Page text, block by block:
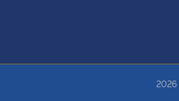
2026